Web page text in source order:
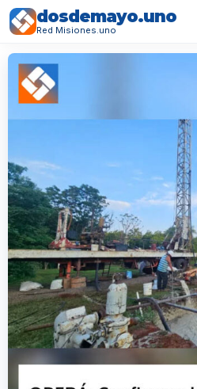
dosdemayo.uno
Red Misiones.uno